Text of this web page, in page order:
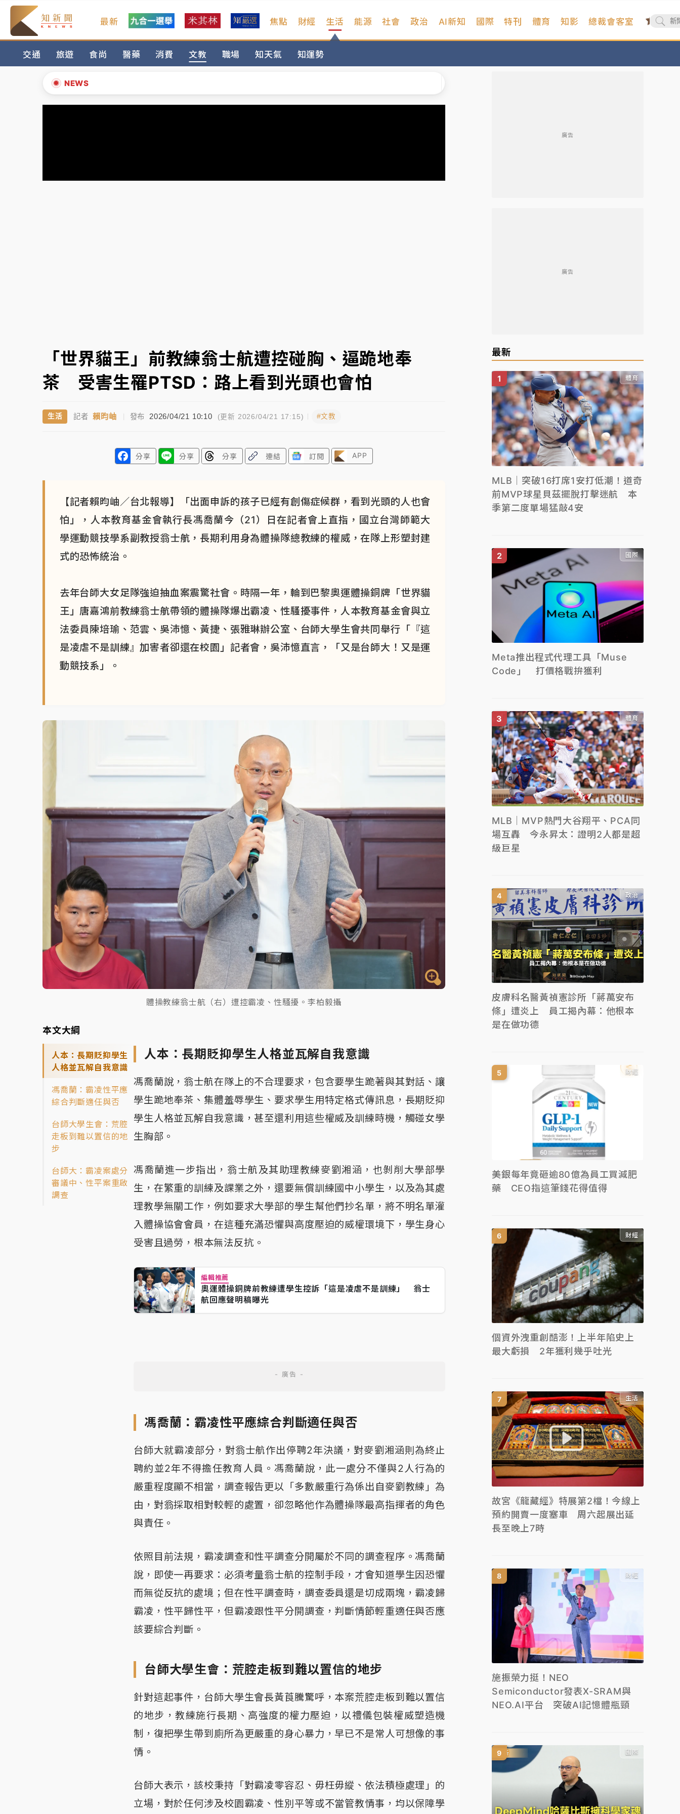
最新 焦點 財經 生活
交通 旅遊 食尚 醫藥 消費 文教 職場 知天氣 知運勢
能源 社會 政治 AI新知 國際 特刊 體育 知影 總裁會客室
NEWS
中信慈善基金會想增加董事人數！辜仲諒向法院聲請遭駁 理由曝光
故宮《龍藏經》特展第2檔！今線上預約開賣一度塞車 周六起展出延長至晚上7時
台東農業處長涉圖利渡假村！東檢抗告成功 今重開羈押庭
「世界貓王」前教練翁士航遭控碰胸、逼跪地奉
茶 受害生罹PTSD：路上看到光頭也會怕
生活 記者 賴昀岫 發布 2026/04/21 10:10 (更新 2026/04/21 17:15) #文教
分享 分享 分享 連結 訂閱 APP
【記者賴昀岫／台北報導】「出面申訴的孩子已經有創傷症候群，看到光頭的人也會
怕」，人本教育基金會執行長馮喬蘭今（21）日在記者會上直指，國立台灣師範大
學運動競技學系副教授翁士航，長期利用身為體操隊總教練的權威，在隊上形塑封建
式的恐怖統治。
去年台師大女足隊強迫抽血案震驚社會。時隔一年，輪到巴黎奧運體操銅牌「世界貓
王」唐嘉鴻前教練翁士航帶領的體操隊爆出霸凌、性騷擾事件，人本教育基金會與立
法委員陳培瑜、范雲、吳沛憶、黃捷、張雅琳辦公室、台師大學生會共同舉行「『這
是凌虐不是訓練』加害者卻還在校園」記者會，吳沛憶直言，「又是台師大！又是運
動競技系」。
體操教練翁士航（右）遭控霸凌、性騷擾。李柏毅攝
本文大綱
人本：長期貶抑學生
人格並瓦解自我意識
馮喬蘭：霸凌性平應
綜合判斷適任與否
台師大學生會：荒腔
走板到難以置信的地
步
台師大：霸凌案處分
審議中、性平案重啟
調查
人本：長期貶抑學生人格並瓦解自我意識
馮喬蘭說，翁士航在隊上的不合理要求，包含要學生跪著與其對話、讓
學生跪地奉茶、集體羞辱學生、要求學生用特定格式傳訊息，長期貶抑
學生人格並瓦解自我意識，甚至還利用這些權威及訓練時機，觸碰女學
生胸部。
馮喬蘭進一步指出，翁士航及其助理教練麥劉湘涵，也剝削大學部學
生，在繁重的訓練及課業之外，還要無償訓練國中小學生，以及為其處
理教學無關工作，例如要求大學部的學生幫他們抄名單，將不明名單灌
入體操協會會員，在這種充滿恐懼與高度壓迫的威權環境下，學生身心
受害且過勞，根本無法反抗。
編輯推薦
奧運體操銅牌前教練遭學生控訴「這是凌虐不是訓練」 翁士
航回應聲明稿曝光
馮喬蘭：霸凌性平應綜合判斷適任與否
台師大就霸凌部分，對翁士航作出停聘2年決議，對麥劉湘涵則為終止
聘約並2年不得擔任教育人員。馮喬蘭說，此一處分不僅與2人行為的
嚴重程度顯不相當，調查報告更以「多數嚴重行為係出自麥劉教練」為
由，對翁採取相對較輕的處置，卻忽略他作為體操隊最高指揮者的角色
與責任。
依照目前法規，霸凌調查和性平調查分開屬於不同的調查程序。馮喬蘭
說，即使一再要求：必須考量翁士航的控制手段，才會知道學生因恐懼
而無從反抗的處境；但在性平調查時，調查委員還是切成兩塊，霸凌歸
霸凌，性平歸性平，但霸凌跟性平分開調查，判斷情節輕重適任與否應
該要綜合判斷。
台師大學生會：荒腔走板到難以置信的地步
針對這起事件，台師大學生會長黃莨騰驚呼，本案荒腔走板到難以置信
的地步，教練施行長期、高強度的權力壓迫，以禮儀包裝權威塑造機
制，復把學生帶到廁所為更嚴重的身心暴力，早已不是常人可想像的事
情。
台師大表示，該校秉持「對霸凌零容忍、毋枉毋縱、依法積極處理」的
立場，對於任何涉及校園霸凌、性別平等或不當管教情事，均以保障學
廣告
廣告
最新
體育
MLB｜突破16打席1安打低潮！道奇
前MVP球星貝茲擺脫打擊迷航 本
季第二度單場猛敲4安
國際
Meta推出程式代理工具「Muse
Code」 打價格戰拚獲利
體育
MLB｜MVP熱門大谷翔平、PCA同
場互轟 今永昇太：證明2人都是超
級巨星
政治
皮膚科名醫黃禎憲診所「蔣萬安布
條」遭炎上 員工揭內幕：他根本
是在做功德
財經
美銀每年竟砸逾80億為員工買減肥
藥 CEO指這筆錢花得值得
財經
個資外洩重創酷澎！上半年陷史上
最大虧損 2年獲利幾乎吐光
生活
故宮《龍藏經》特展第2檔！今線上
預約開賣一度塞車 周六起展出延
長至晚上7時
財經
施振榮力挺！NEO
Semiconductor發表X-SRAM與
NEO.AI平台 突破AI記憶體瓶頸
國際